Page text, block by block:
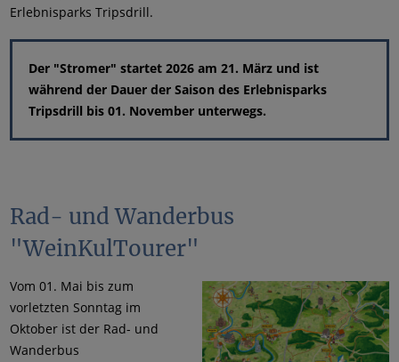
Erlebnisparks Tripsdrill.
Der "Stromer" startet 2026 am 21. März und ist
während der Dauer der Saison des Erlebnisparks
Tripsdrill bis 01. November unterwegs.
Rad- und Wanderbus
"WeinKulTourer"
Vom 01. Mai bis zum
vorletzten Sonntag im
Oktober ist der Rad- und
Wanderbus